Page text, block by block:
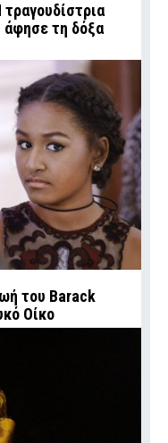
άφησε τη δόξα
του Barack
Οίκο